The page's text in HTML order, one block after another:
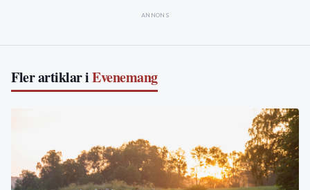
ANNONS
Fler artiklar iEvenemang